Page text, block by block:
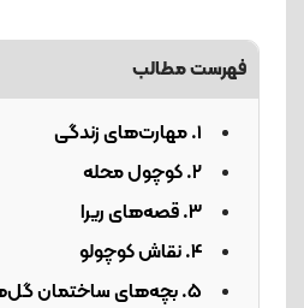
فهرست مطالب
1. مهارت‌های زندگی
2. کوچول محله
3. قصه‌های ریرا
4. نقاش کوچولو
5. بچه‌های ساختمان گل‌ها